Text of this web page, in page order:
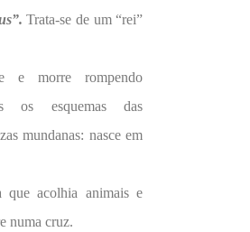
Trata-se de um “rei”
e morre rompendo
os esquemas das
mundanas: nasce em
que acolhia animais e
numa cruz.